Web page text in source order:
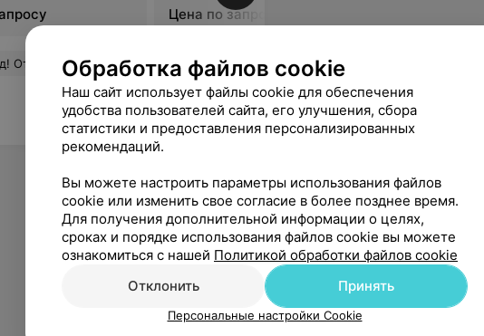
Цена по запросу
благополучия и успехов в Вашем нелегком и благородном деле. Желаю множество благодарных пациентов и младшему медицинскому персоналу детского отделения, за тёплую атмосферу, которая живет в Вашем отделении, за чистоту и уют, комфортное пребывание во время лечения, внимательный уход и чуткость по отношению к пациентам. Еще
Обработка файлов cookie
Наш сайт использует файлы cookie для обеспечения
удобства пользователей сайта, его улучшения, сбора
статистики и предоставления персонализированных
рекомендаций.
Вы можете настроить параметры использования файлов
cookie или изменить свое согласие в более позднее время.
Для получения дополнительной информации о целях,
сроках и порядке использования файлов cookie вы можете
ознакомиться с нашей Политикой обработки файлов cookie
Отклонить
Принять
Персональные настройки Cookie